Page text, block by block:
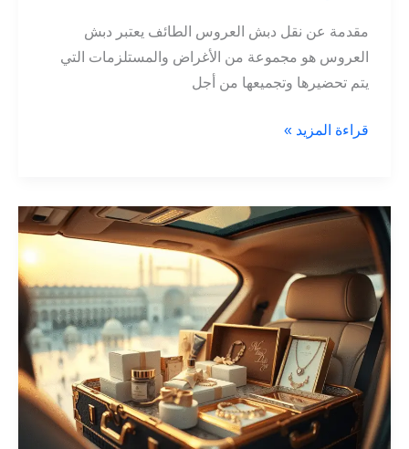
مقدمة عن نقل دبش العروس الطائف يعتبر دبش
العروس هو مجموعة من الأغراض والمستلزمات التي
يتم تحضيرها وتجميعها من أجل
نقل
في
الطائف:
ما
تحتاج
معرفته
قراءة المزيد »